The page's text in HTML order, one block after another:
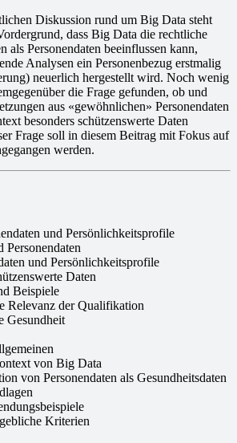
Diskussion rund um Big Data steht
dass Big Data die rechtliche
als Personendaten beeinflussen kann,
Analysen ein Personenbezug erstmalig
neuerlich hergestellt wird. Noch wenig
die Frage gefunden, ob und
aus «gewöhnlichen» Personendaten
besonders schützenswerte Daten
Frage soll in diesem Beitrag mit Fokus auf
werden.
und Persönlichkeitsprofile
Personendaten
und Persönlichkeitsprofile
Daten
Beispiele
Relevanz der Qualifikation
Gesundheit
von Big Data
von Personendaten als Gesundheitsdaten
Kriterien